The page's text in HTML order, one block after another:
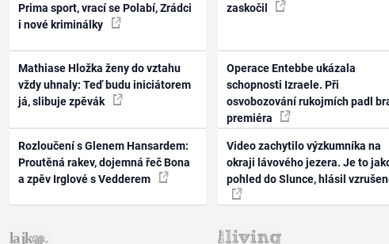
Prima sport, vrací se Polabí, Zrádci
i nové kriminálky
Mathiase Hložka ženy do vztahu
vždy uhnaly: Teď budu iniciátorem
já, slibuje zpěvák
Rozloučení s Glenem Hansardem:
Proutěná rakev, dojemná řeč Bona
a zpěv Irglové s Vedderem
zaskočil
Operace Entebbe ukázala
schopnosti Izraele. Při
osvobozování rukojmích padl
premiéra
Video zachytilo výzkumníka na
okraji lávového jezera. Je to
pohled do Slunce, hlásil